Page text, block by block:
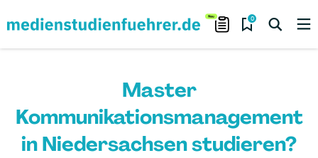
0
Master
Kommunikationsmanagement
in Niedersachsen studieren?